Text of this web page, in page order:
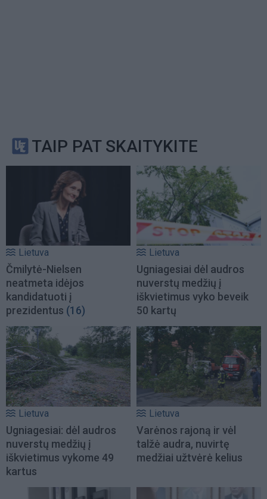
TAIP PAT SKAITYKITE
Lietuva
Čmilytė-Nielsen
neatmeta idėjos
kandidatuoti į
prezidentus (16)
Lietuva
Ugniagesiai dėl audros
nuverstų medžių į
iškvietimus vyko beveik
50 kartų
Lietuva
Ugniagesiai: dėl audros
nuverstų medžių į
iškvietimus vykome 49
kartus
Lietuva
Varėnos rajoną ir vėl
talžė audra, nuvirtę
medžiai užtvėrė kelius